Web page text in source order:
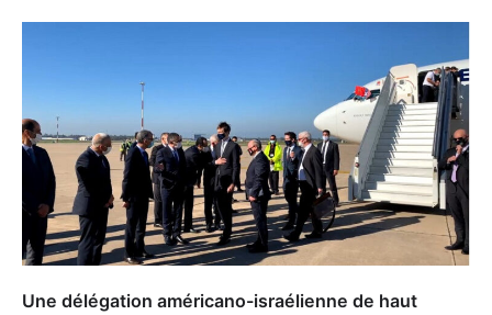
Une délégation américano-israélienne de haut